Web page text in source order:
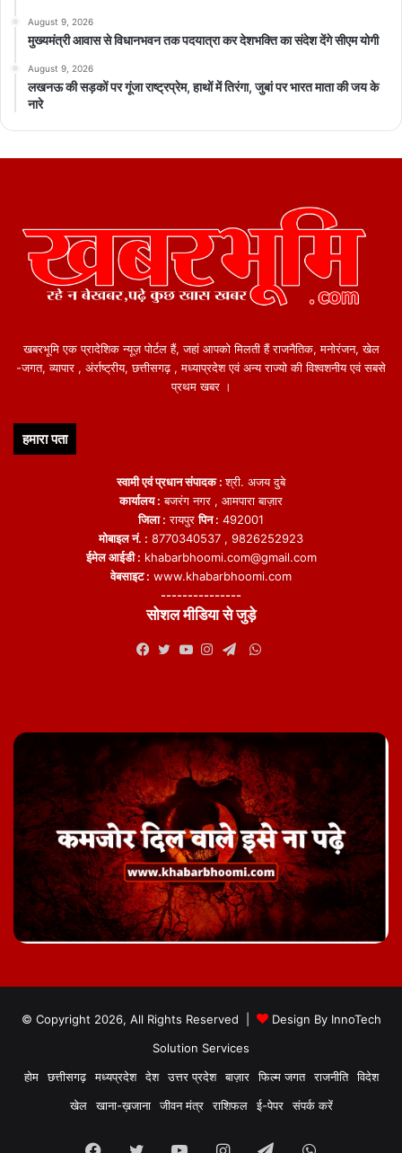
August 9, 2026
मुख्यमंत्री आवास से विधानभवन तक पदयात्रा कर देशभक्ति का संदेश देंगे सीएम योगी
August 9, 2026
लखनऊ की सड़कों पर गूंजा राष्ट्रप्रेम, हाथों में तिरंगा, जुबां पर भारत माता की जय के
नारे
खबरभूमि एक प्रादेशिक न्यूज़ पोर्टल हैं, जहां आपको मिलती हैं राजनैतिक, मनोरंजन, खेल
-जगत, व्यापार , अंर्राष्ट्रीय, छत्तीसगढ़ , मध्याप्रदेश एवं अन्य राज्यो की विश्वशनीय एवं सबसे
प्रथम खबर ।
हमारा पता
स्वामी एवं प्रधान संपादक :श्री. अजय दुबे
कार्यालय : बजरंग नगर , आमपारा बाज़ार
जिला : रायपुरपिन : 492001
मोबाइल नं. : 8770340537 , 9826252923
ईमेल आईडी : khabarbhoomi.com@gmail.com
वेबसाइट : www.khabarbhoomi.com
---------------
सोशल मीडिया से जुड़े
WhatsApp
© Copyright 2026, All Rights Reserved | Design By InnoTech
Solution Services
होम
छत्तीसगढ़ मध्यप्रदेश देश उत्तर प्रदेश बाज़ार फिल्म जगत राजनीति
विदेश
खेल
खाना-ख़जाना जीवन मंत्र राशिफल ई-पेपर संपर्क करें